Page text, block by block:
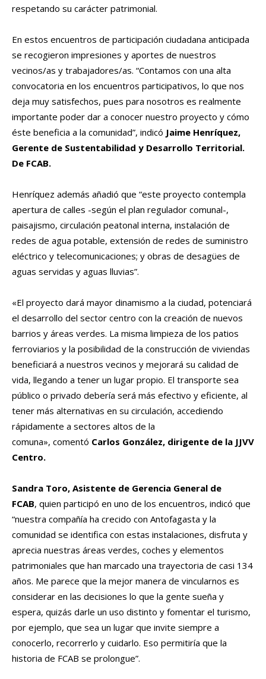
respetando su carácter patrimonial.
En estos encuentros de participación ciudadana anticipada
se recogieron impresiones y aportes de nuestros
vecinos/as y trabajadores/as. “Contamos con una alta
convocatoria en los encuentros participativos, lo que nos
deja muy satisfechos, pues para nosotros es realmente
importante poder dar a conocer nuestro proyecto y cómo
éste beneficia a la comunidad”, indicó Jaime Henríquez,
Gerente de Sustentabilidad y Desarrollo Territorial.
De FCAB.
Henríquez además añadió que “este proyecto contempla
apertura de calles -según el plan regulador comunal-,
paisajismo, circulación peatonal interna, instalación de
redes de agua potable, extensión de redes de suministro
eléctrico y telecomunicaciones; y obras de desagües de
aguas servidas y aguas lluvias”.
«El proyecto dará mayor dinamismo a la ciudad, potenciará
el desarrollo del sector centro con la creación de nuevos
barrios y áreas verdes. La misma limpieza de los patios
ferroviarios y la posibilidad de la construcción de viviendas
beneficiará a nuestros vecinos y mejorará su calidad de
vida, llegando a tener un lugar propio. El transporte sea
público o privado debería será más efectivo y eficiente, al
tener más alternativas en su circulación, accediendo
rápidamente a sectores altos de la
comuna», comentó Carlos González, dirigente de la JJVV
Centro.
Sandra Toro, Asistente de Gerencia General de
FCAB, quien participó en uno de los encuentros, indicó que
“nuestra compañía ha crecido con Antofagasta y la
comunidad se identifica con estas instalaciones, disfruta y
aprecia nuestras áreas verdes, coches y elementos
patrimoniales que han marcado una trayectoria de casi 134
años. Me parece que la mejor manera de vincularnos es
considerar en las decisiones lo que la gente sueña y
espera, quizás darle un uso distinto y fomentar el turismo,
por ejemplo, que sea un lugar que invite siempre a
conocerlo, recorrerlo y cuidarlo. Eso permitiría que la
historia de FCAB se prolongue”.